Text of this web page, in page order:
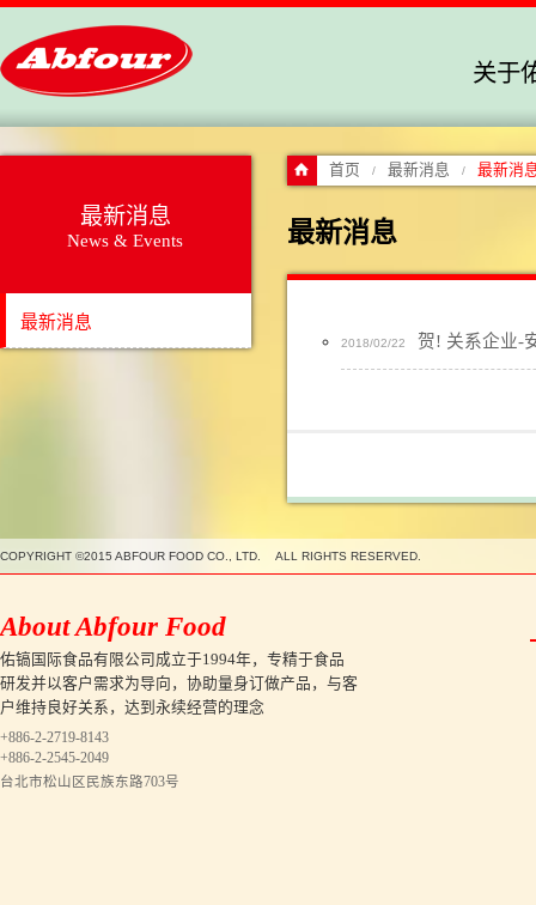
关于
首页 / 最新消息 / 最新消
最新消息
2018/02/22 贺! 关系企业-
最新消息
News & Events
最新消息
COPYRIGHT ©2015 ABFOUR FOOD CO., LTD. ALL RIGHTS RESERVED.
About Abfour Food
佑镐国际食品有限公司成立于1994年，专精于食品
研发并以客户需求为导向，协助量身订做产品，与客
户维持良好关系，达到永续经营的理念
+886-2-2719-8143
+886-2-2545-2049
台北市松山区民族东路703号